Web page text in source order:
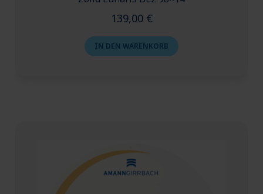
139,00 €
IN DEN WARENKORB